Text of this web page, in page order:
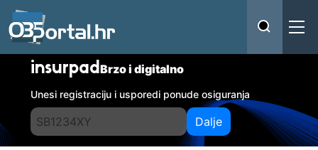
insurpadBrzo i digitalno
Unesi registraciju i usporedi ponude osiguranja
Dalje